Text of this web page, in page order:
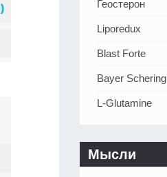
Геостерон
Liporedux
Blast Forte
Bayer Schering
L-Glutamine
Мысли